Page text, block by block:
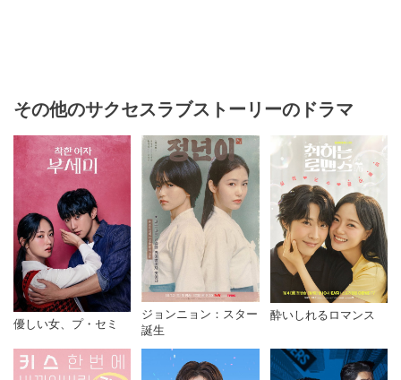
その他のサクセスラブストーリーのドラマ
優しい女、プ・セミ
ジョンニョン：スター
誕生
酔いしれるロマンス